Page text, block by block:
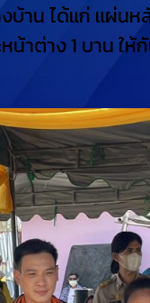
บ้าน ได้แก่ แผ่นห
น้าต่าง 1 บาน ใ